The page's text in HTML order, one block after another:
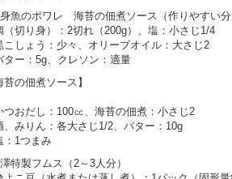
魚のポワレ 海苔の佃煮ソース（作りやすい
切り身）：2切れ（200g）、塩：小さじ1/4
しょう：少々、オリーブオイル：大さじ2
ー：5g、クレソン：適量
苔の佃煮ソース】
おだし：100㏄、海苔の佃煮：小さじ2
みりん：各大さじ1/2、バター：10g
1つまみ
特製フムス（2～3人分）